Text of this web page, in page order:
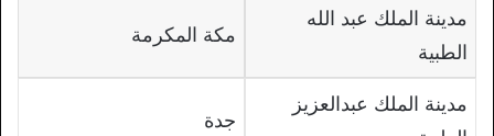
مدينة الملك عبد الله
الطبية
مكة المكرمة
مدينة الملك عبدالعزيز
جدة